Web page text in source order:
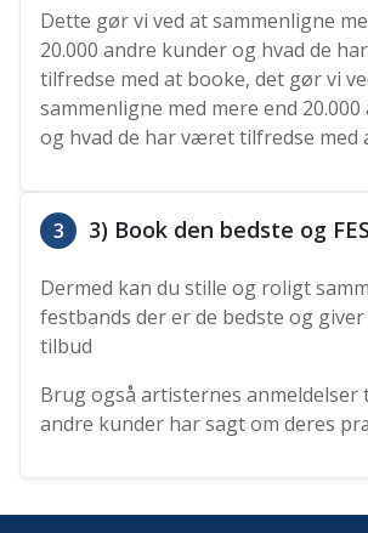
Dette gør vi ved at sammenligne
20.000 andre kunder og hvad de
tilfredse med at booke, det gør vi
sammenligne med mere end
og hvad de har været tilfredse med
3 3) Book den bedste og
Dermed kan du stille og roligt
festbands der er de bedste og
tilbud
Brug også artisternes anmeldelser
andre kunder har sagt om deres